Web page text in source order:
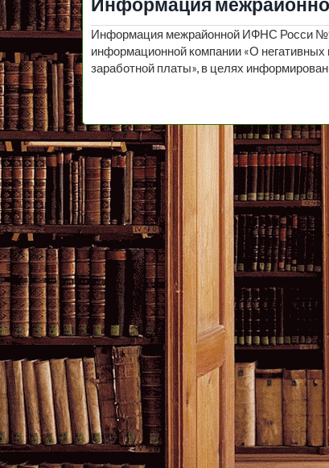
Информация
Информация межрайонной ИФНС Росси
информационной компании «О негативных
заработной платы», в целях